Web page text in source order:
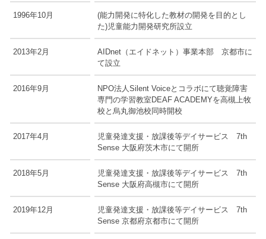
1996年10月
(能力開発に特化した教材の開発を目的とし
た)児童能力開発研究所設立
2013年2月
AIDnet（エイドネット）事業本部 京都市に
て設立
2016年9月
NPO法人Silent Voiceとコラボにて聴覚障害
専門の学習教室DEAF ACADEMYを高槻上牧
校と烏丸御池校同時開校
2017年4月
児童発達支援・放課後等デイサービス 7th
Sense 大阪府茨木市にて開所
2018年5月
児童発達支援・放課後等デイサービス 7th
Sense 大阪府高槻市にて開所
2019年12月
児童発達支援・放課後等デイサービス 7th
Sense 京都府京都市にて開所